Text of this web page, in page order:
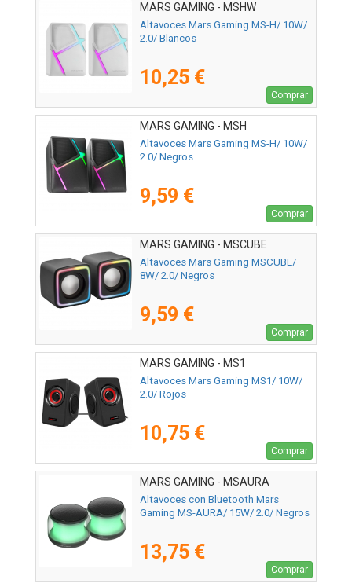
MARS GAMING - MSHW
Altavoces Mars Gaming MS-H/ 10W/
2.0/ Blancos
10,25 €
Comprar
MARS GAMING - MSH
Altavoces Mars Gaming MS-H/ 10W/
2.0/ Negros
9,59 €
Comprar
MARS GAMING - MSCUBE
Altavoces Mars Gaming MSCUBE/
8W/ 2.0/ Negros
9,59 €
Comprar
MARS GAMING - MS1
Altavoces Mars Gaming MS1/ 10W/
2.0/ Rojos
10,75 €
Comprar
MARS GAMING - MSAURA
Altavoces con Bluetooth Mars
Gaming MS-AURA/ 15W/ 2.0/ Negros
13,75 €
Comprar